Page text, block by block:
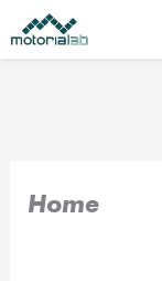
al
contenuto
Home